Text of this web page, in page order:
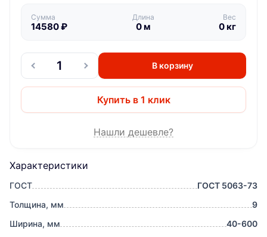
Характеристики
ГОСТ
ГОСТ 5063-73
Толщина, мм
9
Ширина, мм
40-600
Сумма
14580₽
Длина
0м
Вес
0кг
В корзину
Купить в 1 клик
Нашли дешевле?